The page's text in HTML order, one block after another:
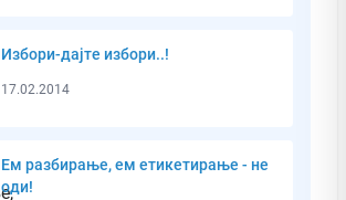
Избори-дајте избори..!
17.02.2014
Ем разбирање, ем етикетирање - не
оди!